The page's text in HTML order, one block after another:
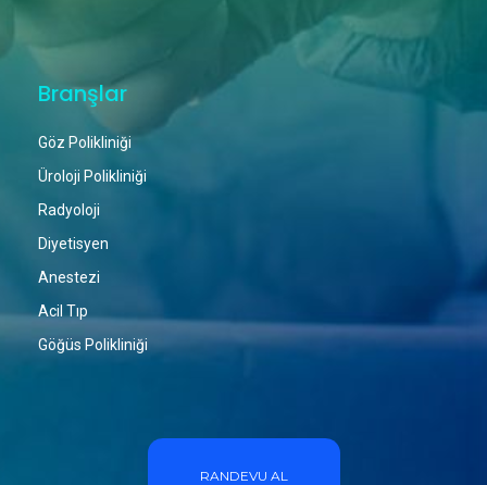
Branşlar
Göz Polikliniği
Üroloji Polikliniği
Radyoloji
Diyetisyen
Anestezi
Acil Tıp
Göğüs Polikliniği
RANDEVU AL